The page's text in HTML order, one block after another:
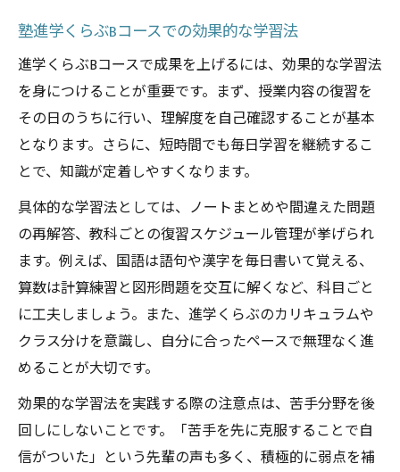
塾進学くらぶBコースでの効果的な学習法
進学くらぶBコースで成果を上げるには、効果的な学習法
を身につけることが重要です。まず、授業内容の復習を
その日のうちに行い、理解度を自己確認することが基本
となります。さらに、短時間でも毎日学習を継続するこ
とで、知識が定着しやすくなります。
具体的な学習法としては、ノートまとめや間違えた問題
の再解答、教科ごとの復習スケジュール管理が挙げられ
ます。例えば、国語は語句や漢字を毎日書いて覚える、
算数は計算練習と図形問題を交互に解くなど、科目ごと
に工夫しましょう。また、進学くらぶのカリキュラムや
クラス分けを意識し、自分に合ったペースで無理なく進
めることが大切です。
効果的な学習法を実践する際の注意点は、苦手分野を後
回しにしないことです。「苦手を先に克服することで自
信がついた」という先輩の声も多く、積極的に弱点を補